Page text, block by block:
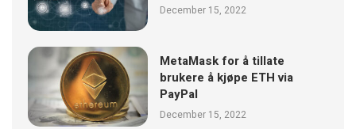
December 15, 2022
MetaMask for å tillate
brukere å kjøpe ETH via
PayPal
December 15, 2022